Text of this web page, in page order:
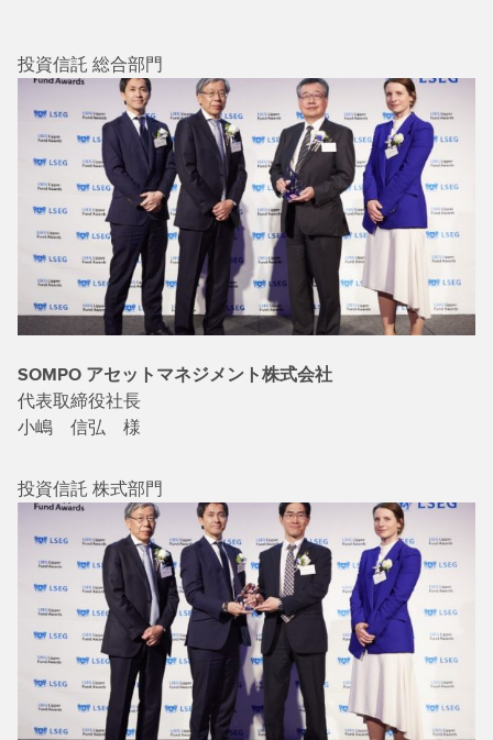
投資信託 総合部門
SOMPO アセットマネジメント株式会社
代表取締役社長
小嶋 信弘 様
投資信託 株式部門